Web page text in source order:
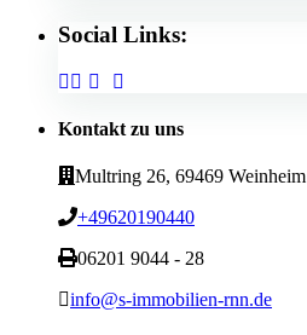
Social Links:
Kontakt zu uns
Multring 26, 69469 Weinheim
+49620190440
06201 9044 - 28
info@s-immobilien-rnn.de